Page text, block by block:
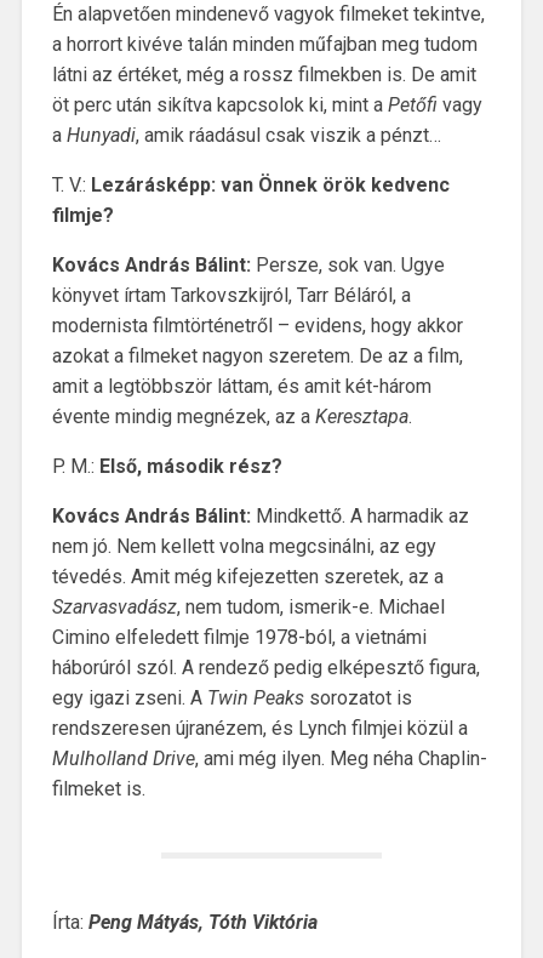
Én alapvetően mindenevő vagyok filmeket tekintve,
a horrort kivéve talán minden műfajban meg tudom
látni az értéket, még a rossz filmekben is. De amit
öt perc után sikítva kapcsolok ki, mint a Petőfi vagy
aHunyadi, amik ráadásul csak viszik a pénzt…
T. V.: Lezárásképp: van Önnek örök kedvenc
filmje?
Kovács András Bálint: Persze, sok van. Ugye
könyvet írtam Tarkovszkijról, Tarr Béláról, a
modernista filmtörténetről – evidens, hogy akkor
azokat a filmeket nagyon szeretem. De az a film,
amit a legtöbbször láttam, és amit két-három
évente mindig megnézek, az a Keresztapa.
P. M.: Első, második rész?
Kovács András Bálint: Mindkettő. A harmadik az
nem jó. Nem kellett volna megcsinálni, az egy
tévedés. Amit még kifejezetten szeretek, az a
Szarvasvadász, nem tudom, ismerik-e. Michael
Cimino elfeledett filmje 1978-ból, a vietnámi
háborúról szól. A rendező pedig elképesztő figura,
egy igazi zseni. A Twin Peakssorozatot is
rendszeresen újranézem, és Lynch filmjei közül a
Mulholland Drive, ami még ilyen. Meg néha Chaplin-
filmeket is.
Írta: Peng Mátyás, Tóth Viktória